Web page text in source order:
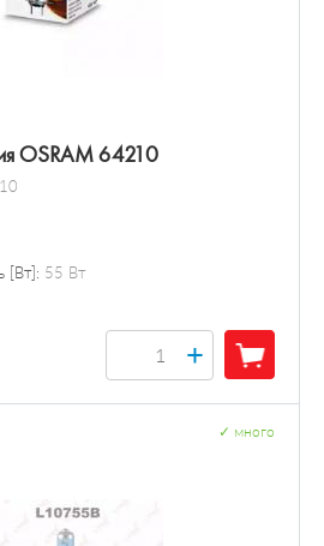
OSRAM 64210
[Вт]: 55 Вт
+
много